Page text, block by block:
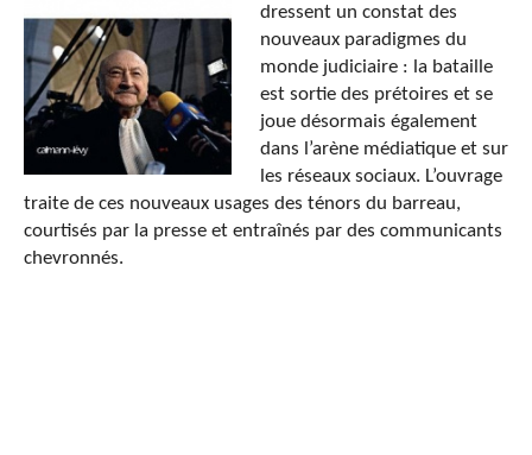
dressent un constat des
nouveaux paradigmes du
monde judiciaire : la bataille
est sortie des prétoires et se
joue désormais également
dans l’arène médiatique et sur
les réseaux sociaux. L’ouvrage
traite de ces nouveaux usages des ténors du barreau,
courtisés par la presse et entraînés par des communicants
chevronnés.